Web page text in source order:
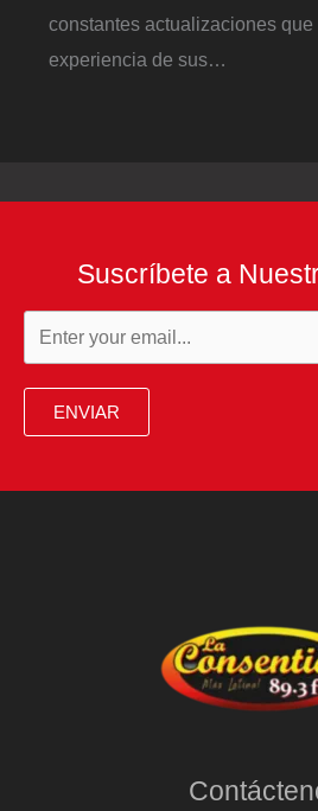
constantes actualizaciones
experiencia de sus…
Suscríbete a
ENVIAR